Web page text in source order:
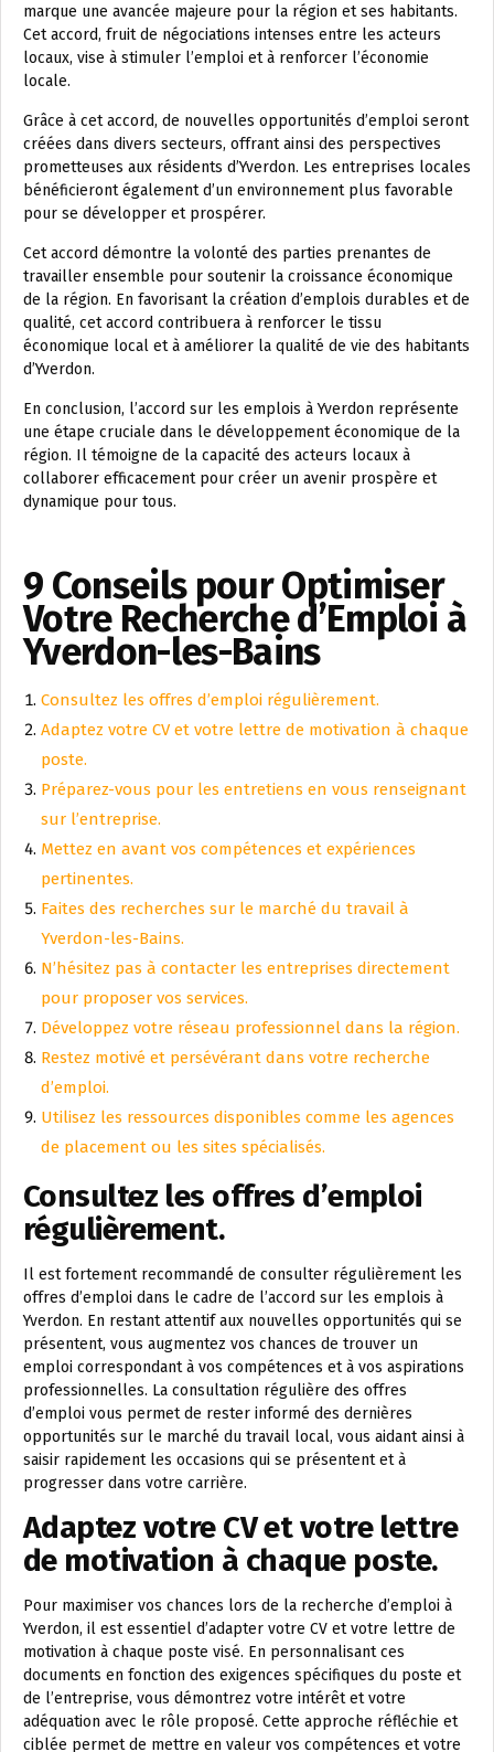
marque une avancée majeure pour la région et ses habitants.
Cet accord, fruit de négociations intenses entre les acteurs
locaux, vise à stimuler l’emploi et à renforcer l’économie
locale.
Grâce à cet accord, de nouvelles opportunités d’emploi seront
créées dans divers secteurs, offrant ainsi des perspectives
prometteuses aux résidents d’Yverdon. Les entreprises locales
bénéficieront également d’un environnement plus favorable
pour se développer et prospérer.
Cet accord démontre la volonté des parties prenantes de
travailler ensemble pour soutenir la croissance économique
de la région. En favorisant la création d’emplois durables et de
qualité, cet accord contribuera à renforcer le tissu
économique local et à améliorer la qualité de vie des habitants
d’Yverdon.
En conclusion, l’accord sur les emplois à Yverdon représente
une étape cruciale dans le développement économique de la
région. Il témoigne de la capacité des acteurs locaux à
collaborer efficacement pour créer un avenir prospère et
dynamique pour tous.
9 Conseils pour Optimiser
Votre Recherche d’Emploi à
Yverdon-les-Bains
Consultez les offres d’emploi régulièrement.
Adaptez votre CV et votre lettre de motivation à chaque
poste.
Préparez-vous pour les entretiens en vous renseignant
sur l’entreprise.
Mettez en avant vos compétences et expériences
pertinentes.
Faites des recherches sur le marché du travail à
Yverdon-les-Bains.
N’hésitez pas à contacter les entreprises directement
pour proposer vos services.
Développez votre réseau professionnel dans la région.
Restez motivé et persévérant dans votre recherche
d’emploi.
Utilisez les ressources disponibles comme les agences
de placement ou les sites spécialisés.
Consultez les offres d’emploi
régulièrement.
Il est fortement recommandé de consulter régulièrement les
offres d’emploi dans le cadre de l’accord sur les emplois à
Yverdon. En restant attentif aux nouvelles opportunités qui se
présentent, vous augmentez vos chances de trouver un
emploi correspondant à vos compétences et à vos aspirations
professionnelles. La consultation régulière des offres
d’emploi vous permet de rester informé des dernières
opportunités sur le marché du travail local, vous aidant ainsi à
saisir rapidement les occasions qui se présentent et à
progresser dans votre carrière.
Adaptez votre CV et votre lettre
de motivation à chaque poste.
Pour maximiser vos chances lors de la recherche d’emploi à
Yverdon, il est essentiel d’adapter votre CV et votre lettre de
motivation à chaque poste visé. En personnalisant ces
documents en fonction des exigences spécifiques du poste et
de l’entreprise, vous démontrez votre intérêt et votre
adéquation avec le rôle proposé. Cette approche réfléchie et
ciblée permet de mettre en valeur vos compétences et votre